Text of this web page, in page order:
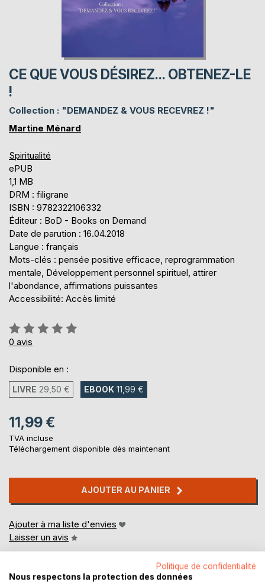
CE QUE VOUS DÉSIREZ... OBTENEZ-LE
!
Collection : "DEMANDEZ & VOUS RECEVREZ !"
Martine Ménard
Spiritualité
ePUB
1,1 MB
DRM : filigrane
ISBN : 9782322106332
Éditeur : BoD - Books on Demand
Date de parution : 16.04.2018
Langue : français
Mots-clés : pensée positive efficace, reprogrammation
mentale, Développement personnel spirituel, attirer
l'abondance, affirmations puissantes
Accessibilité: Accès limité
Évaluation:
0%
0 avis
Disponible en :
LIVRE 29,50 € EBOOK 11,99 €
11,99 €
TVA incluse
Téléchargement disponible dès maintenant
AJOUTER AU PANIER
Ajouter à ma liste d'envies
Laisser un avis
Politique de confidentialité
Nous respectons la protection des données